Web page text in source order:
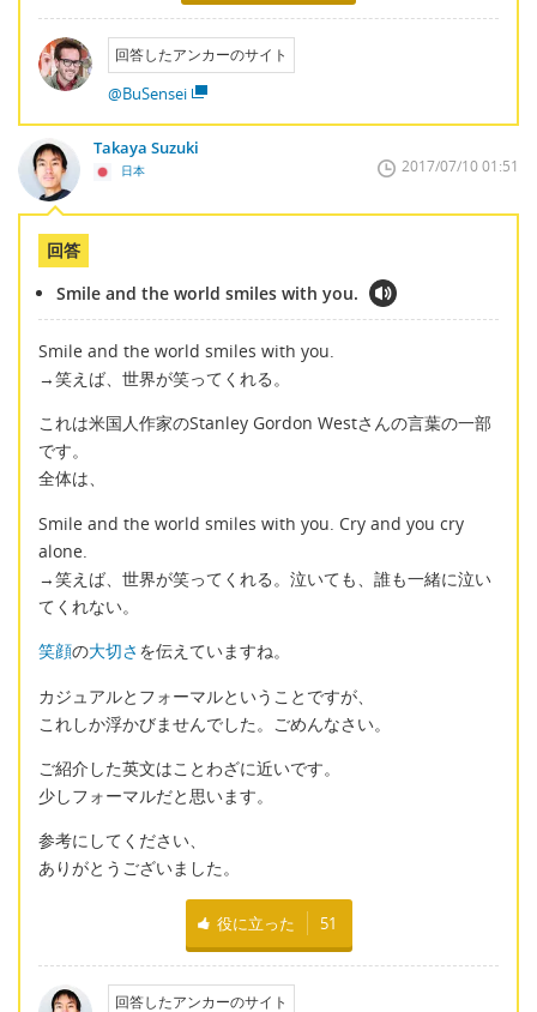
回答したアンカーのサイト
@BuSensei
Takaya Suzuki
日本 2017/07/10 01:51
回答
Smile and the world smiles with you.
Smile and the world smiles with you.
→笑えば、世界が笑ってくれる。
これは米国人作家のStanley Gordon Westさんの言葉の一部
です。
全体は、
Smile and the world smiles with you. Cry and you cry
alone.
→笑えば、世界が笑ってくれる。泣いても、誰も一緒に泣い
てくれない。
笑顔の大切さ を伝えていますね。
カジュアルとフォーマルということですが、
これしか浮かびませんでした。ごめんなさい。
ご紹介した英文はことわざに近いです。
少しフォーマルだと思います。
参考にしてください、
ありがとうございました。
役に立った 51
回答したアンカーのサイト